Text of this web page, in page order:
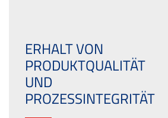
ERHALT VON
PRODUKTQUALITÄT
UND
PROZESSINTEGRITÄT